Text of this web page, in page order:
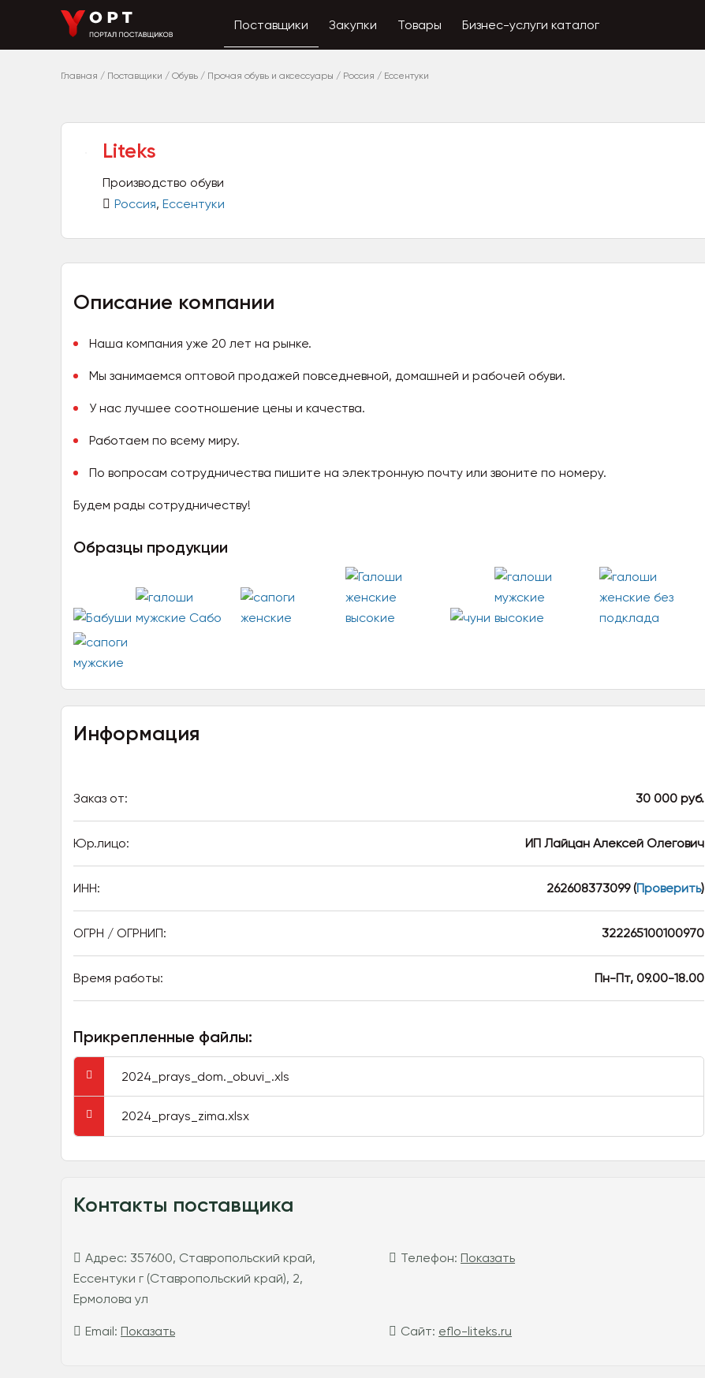
Поставщики Закупки Товары Бизнес-услуги каталог
Главная / Поставщики / Обувь / Прочая обувь и аксессуары / Россия / Ессентуки
Liteks
Производство обуви
Россия, Ессентуки
Описание компании
Наша компания уже 20 лет на рынке.
Мы занимаемся оптовой продажей повседневной, домашней и рабочей обуви.
У нас лучшее соотношение цены и качества.
Работаем по всему миру.
По вопросам сотрудничества пишите на электронную почту или звоните по номеру.
Будем рады сотрудничеству!
Образцы продукции
Информация
Заказ от: 30 000 руб.
Юр.лицо: ИП Лайцан Алексей Олегович
ИНН: 262608373099(Проверить)
ОГРН / ОГРНИП: 322265100100970
Время работы: Пн-Пт, 09.00-18.00
Прикрепленные файлы:
2024_prays_dom._obuvi_.xls
2024_prays_zima.xlsx
Контакты поставщика
Адрес: 357600, Ставропольский край,
Ессентуки г (Ставропольский край), 2,
Ермолова ул
Телефон: Показать
Email: Показать Сайт: eflo-liteks.ru